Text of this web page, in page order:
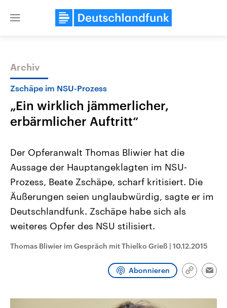
Close
Themen
Landtagswahl Sachsen-Anhalt
2026
Alle Informationen
Sachsen-Anhalt wählt am 6.
September 2026 einen neuen
Landtag. Seit 2021 wird das
Bundesland von einer Koalition aus
CDU, SPD und FDP regiert.-
Umfragen, Prognosen,
Wahlprogramme, aktuelle Berichte
und Kandidaten der anstehenden
USA
Aktuelle Beiträge,
Hintergründe
Wirtschaftlich und
gehören die Vereinigten
den mächtigsten Ländern
mit großem Einfluss auf
Archiv
Zschäpe im NSU-Prozess
„Ein wirklich jämmerlicher,
erbärmlicher Auftritt“
Der Opferanwalt Thomas Bliwier hat die
Aussage der Hauptangeklagten im NSU-
Prozess, Beate Zschäpe, scharf kritisiert. Die
Äußerungen seien unglaubwürdig, sagte er im
Deutschlandfunk. Zschäpe habe sich als
weiteres Opfer des NSU stilisiert.
Thomas Bliwier im Gespräch mit Thielko Grieß | 10.12.2015
Abonnieren
Link